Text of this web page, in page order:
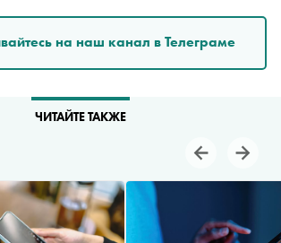
на наш канал в Телеграме
ЧИТАЙТЕ ТАКЖЕ